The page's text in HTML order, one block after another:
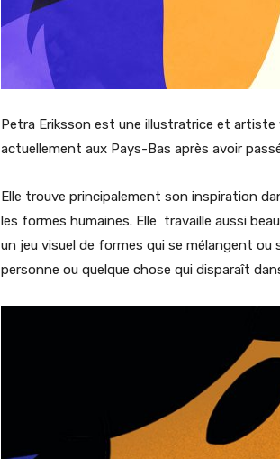
Petra Eriksson est une illustratrice et artiste
actuellement aux Pays-Bas après avoir
Elle trouve principalement son inspiration
les formes humaines. Elle travaille aussi
un jeu visuel de formes qui se mélangent ou
personne ou quelque chose qui disparaît